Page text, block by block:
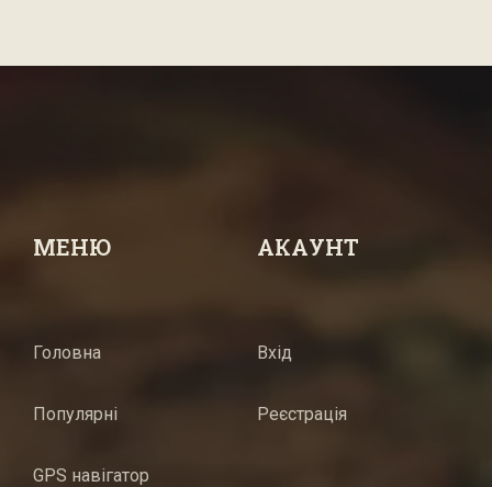
МЕНЮ
Головна
Популярні
GPS навігатор
АКАУНТ
Вхід
Реєстрація